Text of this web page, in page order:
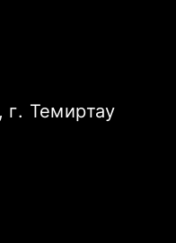
Темиртау